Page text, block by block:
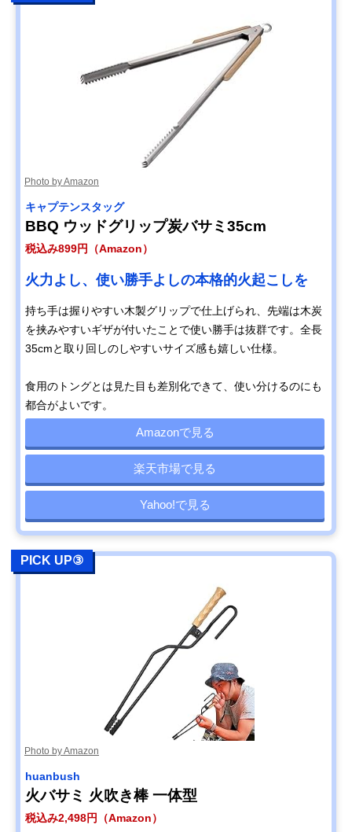
Photo by Amazon
キャプテンスタッグ
BBQ ウッドグリップ炭バサミ35cm
税込み899円（Amazon）
火力よし、使い勝手よしの本格的火起こしを
持ち手は握りやすい木製グリップで仕上げられ、先端は木炭
を挟みやすいギザが付いたことで使い勝手は抜群です。全長
35cmと取り回しのしやすいサイズ感も嬉しい仕様。
食用のトングとは見た目も差別化できて、使い分けるのにも
都合がよいです。
Amazonで見る
楽天市場で見る
Yahoo!で見る
PICK UP③
Photo by Amazon
huanbush
火バサミ 火吹き棒 一体型
税込み2,498円（Amazon）